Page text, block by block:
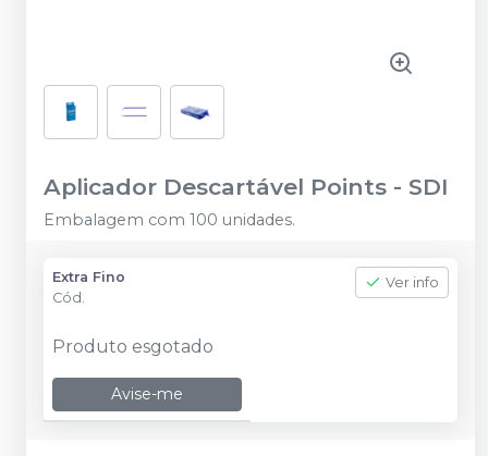
Aplicador Descartável Points - SDI
Embalagem com 100 unidades.
Extra Fino
Cód.
Ver info
Produto esgotado
Avise-me